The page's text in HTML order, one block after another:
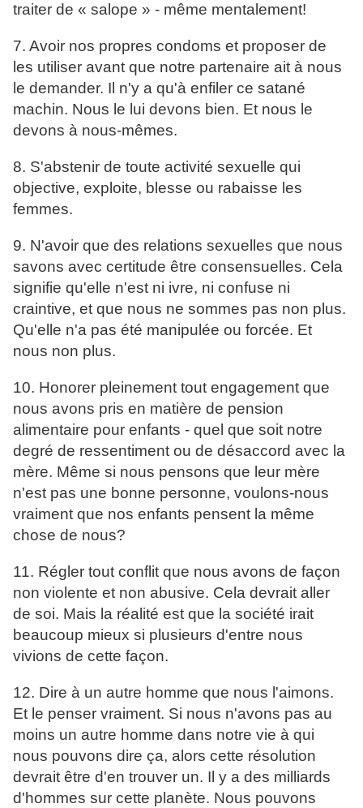
traiter de « salope » - même mentalement!
7. Avoir nos propres condoms et proposer de
les utiliser avant que notre partenaire ait à nous
le demander. Il n'y a qu'à enfiler ce satané
machin. Nous le lui devons bien. Et nous le
devons à nous-mêmes.
8. S'abstenir de toute activité sexuelle qui
objective, exploite, blesse ou rabaisse les
femmes.
9. N'avoir que des relations sexuelles que nous
savons avec certitude être consensuelles. Cela
signifie qu'elle n'est ni ivre, ni confuse ni
craintive, et que nous ne sommes pas non plus.
Qu'elle n'a pas été manipulée ou forcée. Et
nous non plus.
10. Honorer pleinement tout engagement que
nous avons pris en matière de pension
alimentaire pour enfants - quel que soit notre
degré de ressentiment ou de désaccord avec la
mère. Même si nous pensons que leur mère
n'est pas une bonne personne, voulons-nous
vraiment que nos enfants pensent la même
chose de nous?
11. Régler tout conflit que nous avons de façon
non violente et non abusive. Cela devrait aller
de soi. Mais la réalité est que la société irait
beaucoup mieux si plusieurs d'entre nous
vivions de cette façon.
12. Dire à un autre homme que nous l'aimons.
Et le penser vraiment. Si nous n'avons pas au
moins un autre homme dans notre vie à qui
nous pouvons dire ça, alors cette résolution
devrait être d'en trouver un. Il y a des milliards
d'hommes sur cette planète. Nous pouvons